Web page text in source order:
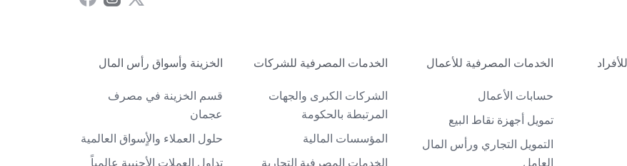
الخدمات المصرفية للأعمال
حسابات الأعمال
تمويل أجهزة نقاط البيع
التمويل التجاري ورأس المال
العامل
الخدمات المصرفية للشركات
الشركات الكبرى والجهات
المرتبطة بالحكومة
المؤسسات المالية
الخدمات المصرفية التجارية
الخزينة وأسواق رأس المال
قسم الخزينة في مصرف
عجمان
حلول العملاء والأٍسواق العالمية
تداول العملات الأجنبية عالمياً